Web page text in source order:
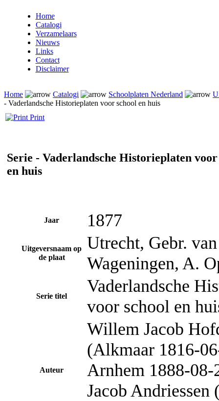
Home
Catalogi
Verzamelaars
Nieuws
Links
Contact
Disclaimer
Home Catalogi Schoolplaten Nederland
- Vaderlandsche Historieplaten voor school en huis
Print
Serie - Vaderlandsche Historieplaten voor
en huis
Jaar 1877
Uitgeversnaam op
de plaat
Utrecht, Gebr.
Wageningen, A.
Serie titel
Vaderlandsche
voor school en
Auteur
Willem Jacob
(Alkmaar 1816-
Arnhem 1888-08-
Jacob Andriessen